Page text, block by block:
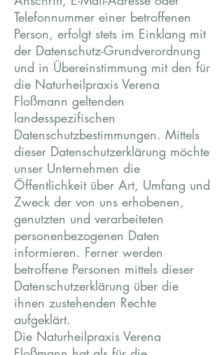
Telefonnummer einer betroffenen
Person, erfolgt stets im Einklang mit
der Datenschutz-Grundverordnung
und in Übereinstimmung mit den für
die Naturheilpraxis Verena
Floßmann geltenden
landesspezifischen
Datenschutzbestimmungen. Mittels
dieser Datenschutzerklärung möchte
unser Unternehmen die
Öffentlichkeit über Art, Umfang und
Zweck der von uns erhobenen,
genutzten und verarbeiteten
personenbezogenen Daten
informieren. Ferner werden
betroffene Personen mittels dieser
Datenschutzerklärung über die
ihnen zustehenden Rechte
aufgeklärt.
Die Naturheilpraxis Verena